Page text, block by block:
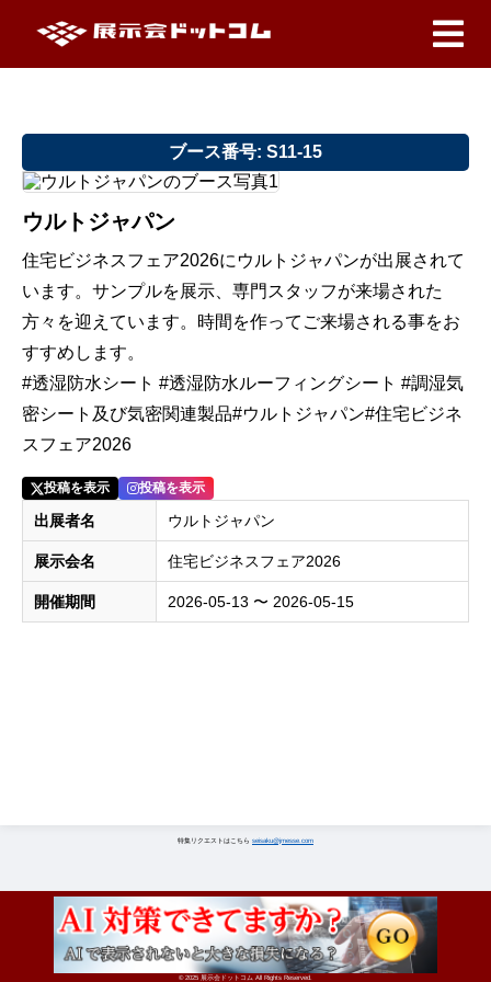
ブース番号: S11-15
ウルトジャパン
住宅ビジネスフェア2026にウルトジャパンが出展されて
います。サンプルを展示、専門スタッフが来場された
方々を迎えています。時間を作ってご来場される事をお
すすめします。
#透湿防水シート #透湿防水ルーフィングシート #調湿気
密シート及び気密関連製品#ウルトジャパン#住宅ビジネ
スフェア2026
投稿を表示 投稿を表示
出展者名 ウルトジャパン
展示会名 住宅ビジネスフェア2026
開催期間 2026-05-13 〜 2026-05-15
特集リクエストはこちら seisaku@jmesse.com
© 2025 展示会ドットコム All Rights Reserved.